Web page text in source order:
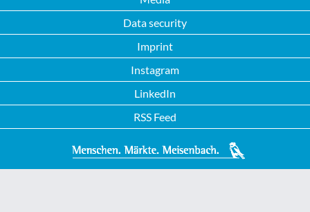
Data security
Imprint
Instagram
LinkedIn
RSS Feed